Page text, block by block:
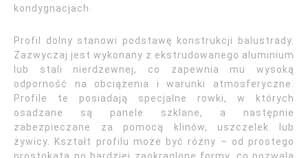
kondygnacjach.
Profil dolny stanowi podstawę konstrukcji balustrady.
Zazwyczaj jest wykonany z ekstrudowanego aluminium
lub stali nierdzewnej, co zapewnia mu wysoką
odporność na obciążenia i warunki atmosferyczne.
Profile te posiadają specjalne rowki, w których
osadzane są panele szklane, a następnie
zabezpieczane za pomocą klinów, uszczelek lub
żywicy. Kształt profilu może być różny – od prostego